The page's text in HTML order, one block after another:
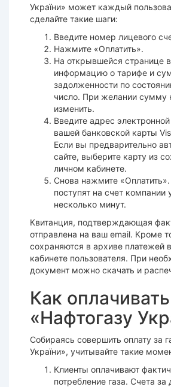
України» может каждый
сделайте такие шаги:
Введите номер лицевого
Нажмите «Оплатить».
На открывшейся странице
информацию о тарифе и
задолженности по
число. При желании сумму
изменить.
Введите адрес
вашей банковской карты
Если вы предварительно
сайте, выберите карту из
личном кабинете.
Снова нажмите
поступят на счет компании
несколько минут.
Квитанция, подтверждающая
отправлена на ваш email. Кроме
сохраняются в архиве платежей
кабинете пользователя. При
документ можно скачать и
Как оплачивать
«Нафтогазу
Собираясь совершить оплату за
України», учитывайте такие
Клиенты оплачивают
потребление газа. Счета за